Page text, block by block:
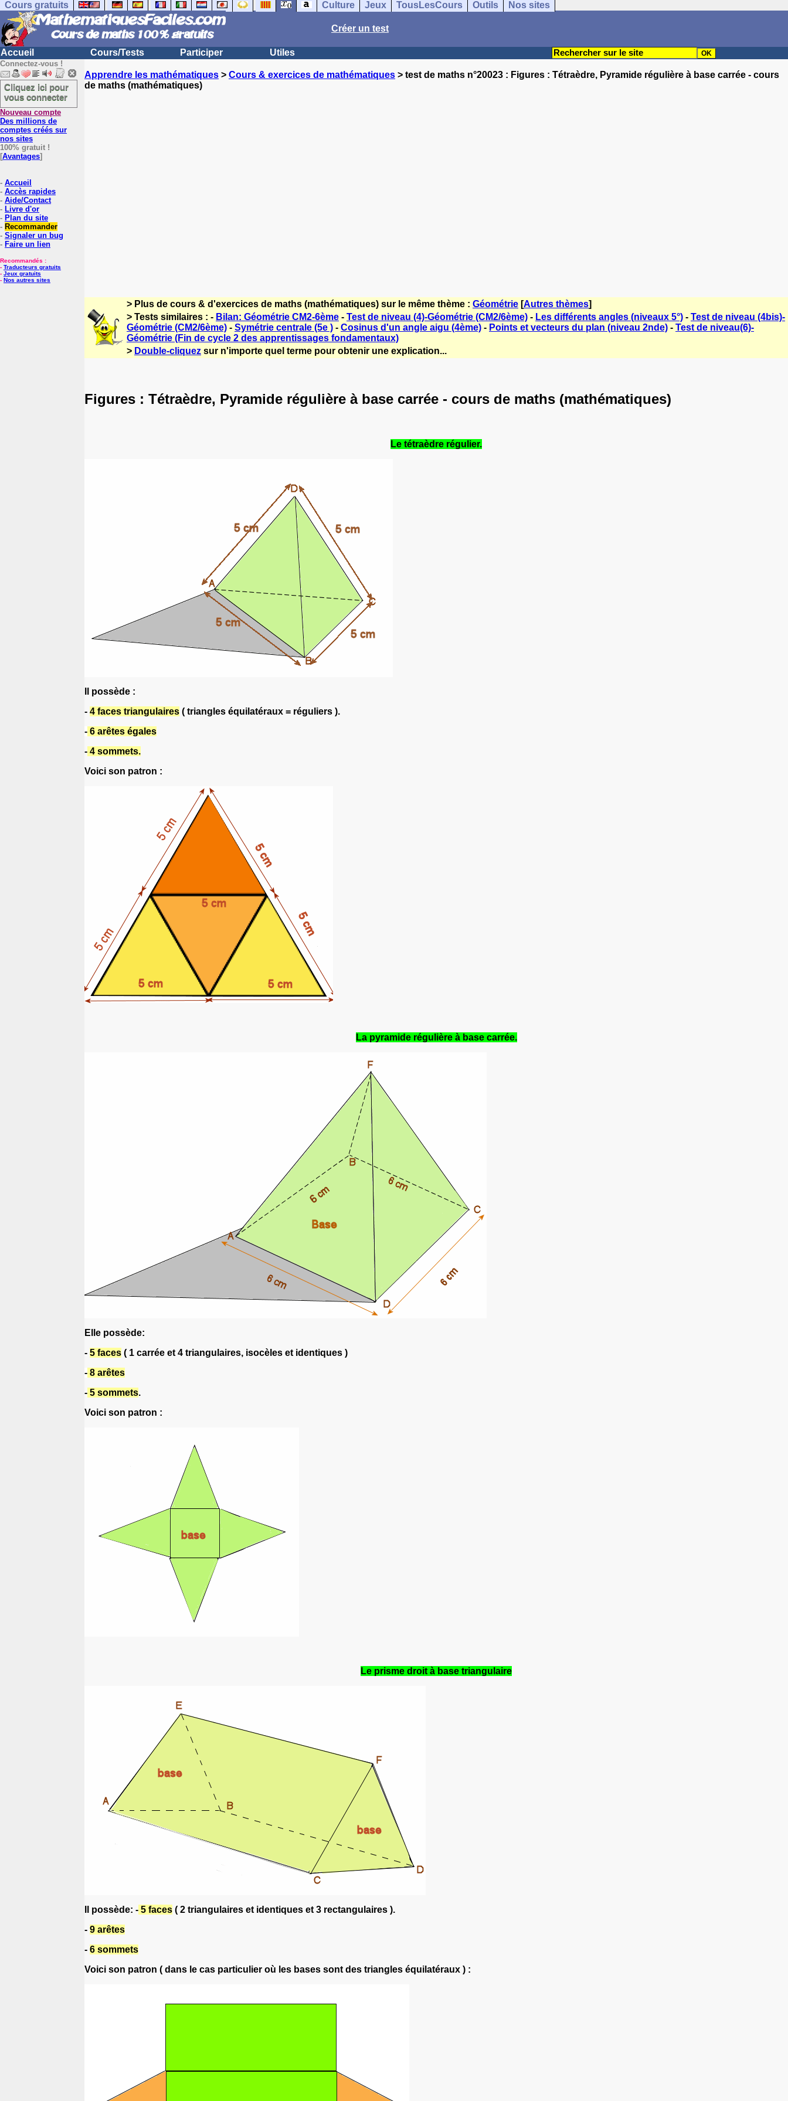
Cours gratuits Culture Jeux TousLesCours Outils Nos sites
Créer un test
Accueil Cours/Tests Participer Utiles
Connectez-vous !
Cliquez ici pour
vous connecter
Nouveau compte
Des millions de
comptes créés sur
nos sites
100% gratuit !
[Avantages]
- Accueil
- Accès rapides
- Aide/Contact
- Livre d'or
- Plan du site
- Recommander
- Signaler un bug
- Faire un lien
Recommandés :
- Traducteurs gratuits
- Jeux gratuits
- Nos autres sites
Apprendre les mathématiques > Cours & exercices de mathématiques > test de maths n°20023 : Figures : Tétraèdre, Pyramide régulière à base carrée - cours
de maths (mathématiques)
> Plus de cours & d'exercices de maths (mathématiques) sur le même thème : Géométrie [Autres thèmes]
> Tests similaires : - Bilan: Géométrie CM2-6ème - Test de niveau (4)-Géométrie (CM2/6ème) - Les différents angles (niveaux 5°) - Test de niveau (4bis)-
Géométrie (CM2/6ème) - Symétrie centrale (5e ) - Cosinus d'un angle aigu (4ème) - Points et vecteurs du plan (niveau 2nde) - Test de niveau(6)-
Géométrie (Fin de cycle 2 des apprentissages fondamentaux)
> Double-cliquez sur n'importe quel terme pour obtenir une explication...
Figures : Tétraèdre, Pyramide régulière à base carrée - cours de maths (mathématiques)
Le tétraèdre régulier.
Il possède :
- 4 faces triangulaires ( triangles équilatéraux = réguliers ).
- 6 arêtes égales
- 4 sommets.
Voici son patron :
La pyramide régulière à base carrée.
Elle possède:
- 5 faces ( 1 carrée et 4 triangulaires, isocèles et identiques )
- 8 arêtes
- 5 sommets.
Voici son patron :
Le prisme droit à base triangulaire
Il possède: - 5 faces ( 2 triangulaires et identiques et 3 rectangulaires ).
- 9 arêtes
- 6 sommets
Voici son patron ( dans le cas particulier où les bases sont des triangles équilatéraux ) :